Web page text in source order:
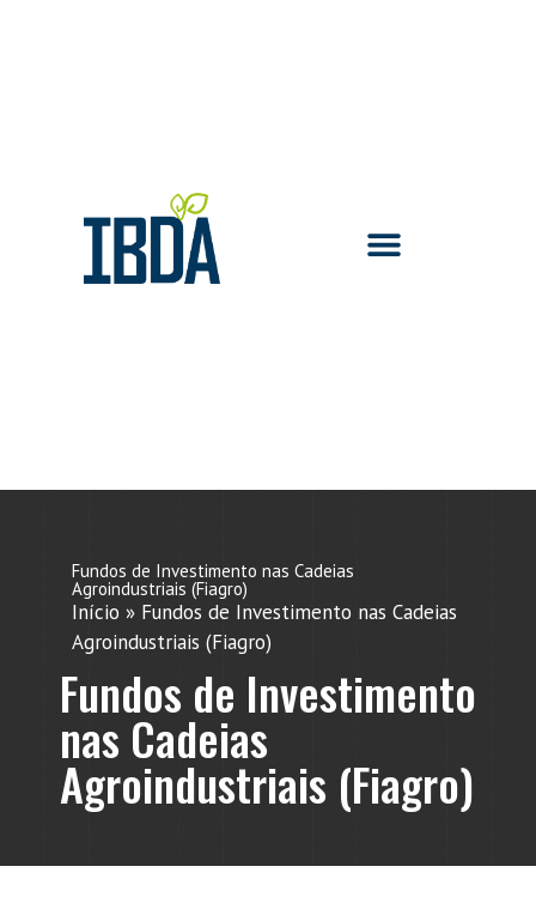
Fundos de Investimento nas Cadeias
Agroindustriais (Fiagro)
Início » Fundos de Investimento nas Cadeias
Agroindustriais (Fiagro)
Fundos de Investimento
nas Cadeias
Agroindustriais (Fiagro)